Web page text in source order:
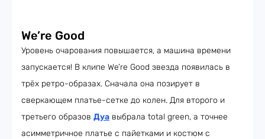
We’re Good
Уровень очарования повышается, а машина времени
запускается! В клипе We’re Good звезда появилась в
трёх ретро-образах. Сначала она позирует в
сверкающем платье-сетке до колен. Для второго и
третьего образов Дуа выбрала total green, а точнее
асимметричное платье с пайетками и костюм с